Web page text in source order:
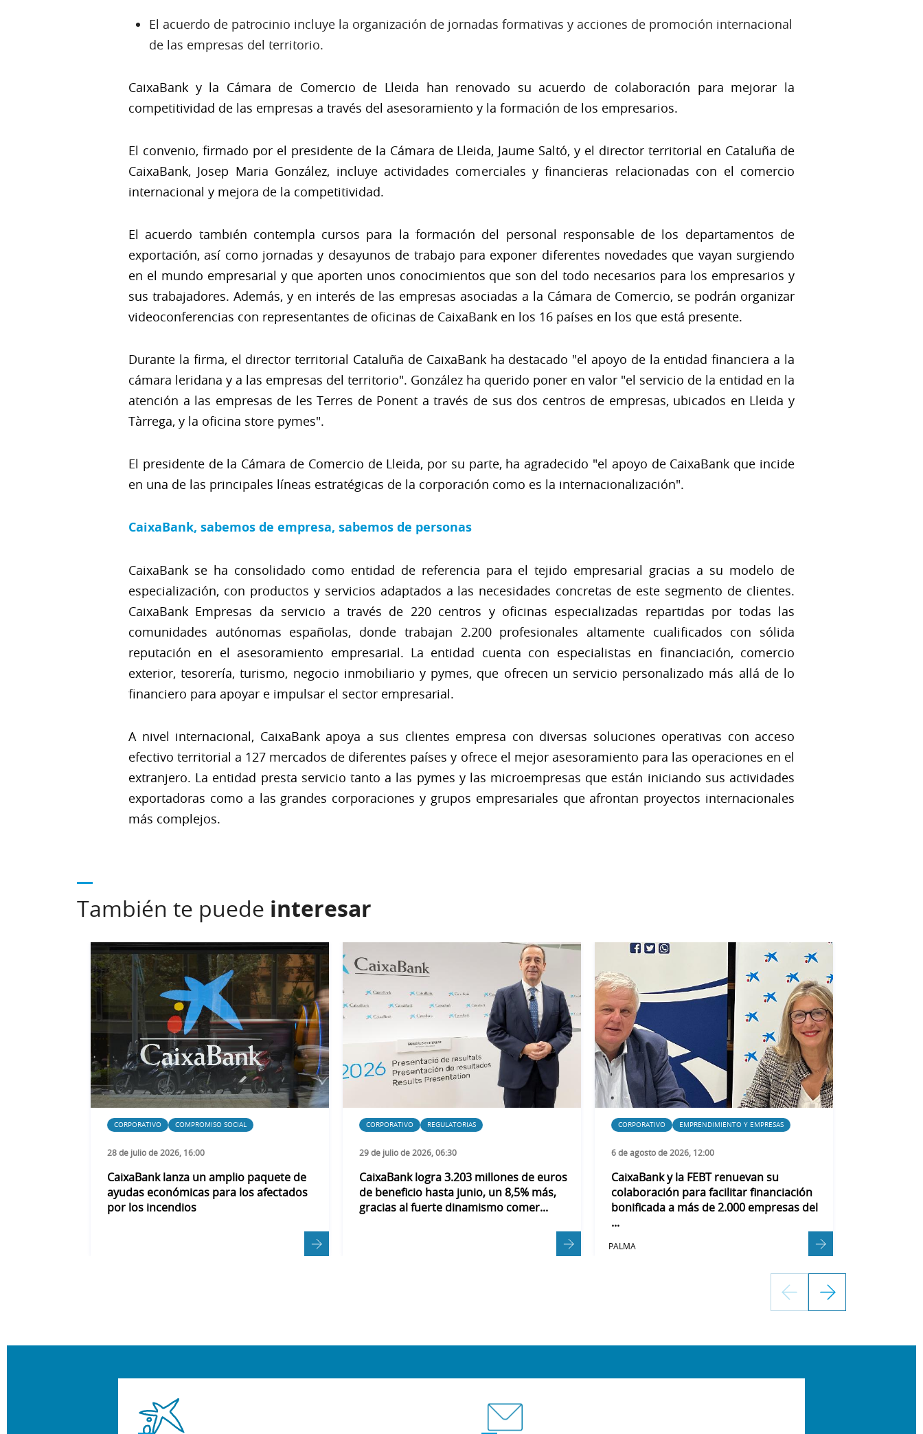
El acuerdo de patrocinio incluye la organización de jornadas formativas y acciones de promoción internacional
de las empresas del territorio.
CaixaBank y la Cámara de Comercio de Lleida han renovado su acuerdo de colaboración para mejorar la
competitividad de las empresas a través del asesoramiento y la formación de los empresarios.
El convenio, firmado por el presidente de la Cámara de Lleida, Jaume Saltó, y el director territorial en Cataluña de
CaixaBank, Josep Maria González, incluye actividades comerciales y financieras relacionadas con el comercio
internacional y mejora de la competitividad.
El acuerdo también contempla cursos para la formación del personal responsable de los departamentos de
exportación, así como jornadas y desayunos de trabajo para exponer diferentes novedades que vayan surgiendo
en el mundo empresarial y que aporten unos conocimientos que son del todo necesarios para los empresarios y
sus trabajadores. Además, y en interés de las empresas asociadas a la Cámara de Comercio, se podrán organizar
videoconferencias con representantes de oficinas de CaixaBank en los 16 países en los que está presente.
Durante la firma, el director territorial Cataluña de CaixaBank ha destacado "el apoyo de la entidad financiera a la
cámara leridana y a las empresas del territorio". González ha querido poner en valor "el servicio de la entidad en la
atención a las empresas de les Terres de Ponent a través de sus dos centros de empresas, ubicados en Lleida y
Tàrrega, y la oficina store pymes".
El presidente de la Cámara de Comercio de Lleida, por su parte, ha agradecido "el apoyo de CaixaBank que incide
en una de las principales líneas estratégicas de la corporación como es la internacionalización".
CaixaBank, sabemos de empresa, sabemos de personas
CaixaBank se ha consolidado como entidad de referencia para el tejido empresarial gracias a su modelo de
especialización, con productos y servicios adaptados a las necesidades concretas de este segmento de clientes.
CaixaBank Empresas da servicio a través de 220 centros y oficinas especializadas repartidas por todas las
comunidades autónomas españolas, donde trabajan 2.200 profesionales altamente cualificados con sólida
reputación en el asesoramiento empresarial. La entidad cuenta con especialistas en financiación, comercio
exterior, tesorería, turismo, negocio inmobiliario y pymes, que ofrecen un servicio personalizado más allá de lo
financiero para apoyar e impulsar el sector empresarial.
A nivel internacional, CaixaBank apoya a sus clientes empresa con diversas soluciones operativas con acceso
efectivo territorial a 127 mercados de diferentes países y ofrece el mejor asesoramiento para las operaciones en el
extranjero. La entidad presta servicio tanto a las pymes y las microempresas que están iniciando sus actividades
exportadoras como a las grandes corporaciones y grupos empresariales que afrontan proyectos internacionales
más complejos.
También te puede interesar
CORPORATIVO COMPROMISO SOCIAL
28 de julio de 2026, 16:00
CaixaBank lanza un amplio paquete de
ayudas económicas para los afectados
por los incendios
CORPORATIVO REGULATORIAS
29 de julio de 2026, 06:30
CaixaBank logra 3.203 millones de euros
de beneficio hasta junio, un 8,5% más,
gracias al fuerte dinamismo comer...
CORPORATIVO EMPRENDIMIENTO Y EMPRESAS
6 de agosto de 2026, 12:00
CaixaBank y la FEBT renuevan su
colaboración para facilitar financiación
bonificada a más de 2.000 empresas del
...
PALMA